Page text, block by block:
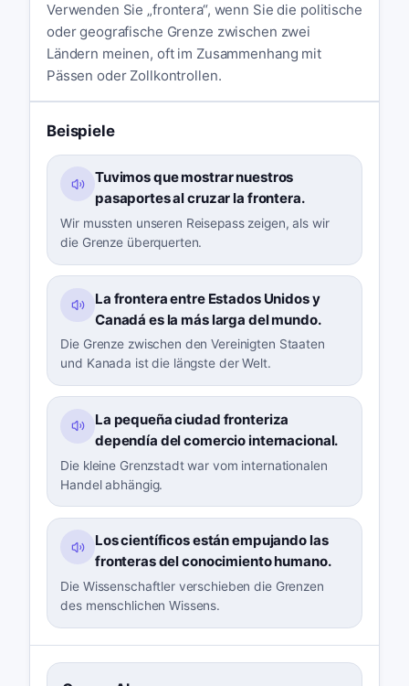
Verwenden Sie „frontera“, wenn Sie die politische
oder geografische Grenze zwischen zwei
Ländern meinen, oft im Zusammenhang mit
Pässen oder Zollkontrollen.
Beispiele
Tuvimos que mostrar nuestros
pasaportes al cruzar la frontera.
Wir mussten unseren Reisepass zeigen, als wir
die Grenze überquerten.
La frontera entre Estados Unidos y
Canadá es la más larga del mundo.
Die Grenze zwischen den Vereinigten Staaten
und Kanada ist die längste der Welt.
La pequeña ciudad fronteriza
dependía del comercio internacional.
Die kleine Grenzstadt war vom internationalen
Handel abhängig.
Los científicos están empujando las
fronteras del conocimiento humano.
Die Wissenschaftler verschieben die Grenzen
des menschlichen Wissens.